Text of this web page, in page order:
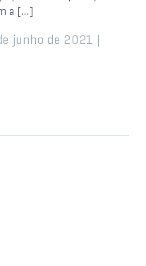
a […]
junho de 2021 |